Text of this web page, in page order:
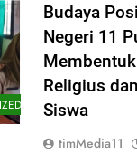
Budaya
Negeri 11
Religius
Siswa
timMedia11